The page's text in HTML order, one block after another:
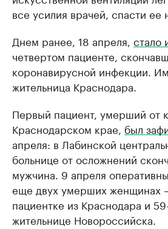
все усилия врачей, спасти ее
Днем ранее, 18 апреля, стало
четвертом пациенте,
коронавирусной инфекции.
жительница Краснодара.
Первый пациент, умерший от
Краснодарском крае, был
апреля: в Лабинской
больнице от осложнений
мужчина. 9 апреля
еще двух умерших женщинах
пациентке из Краснодара и
жительнице Новороссийска.